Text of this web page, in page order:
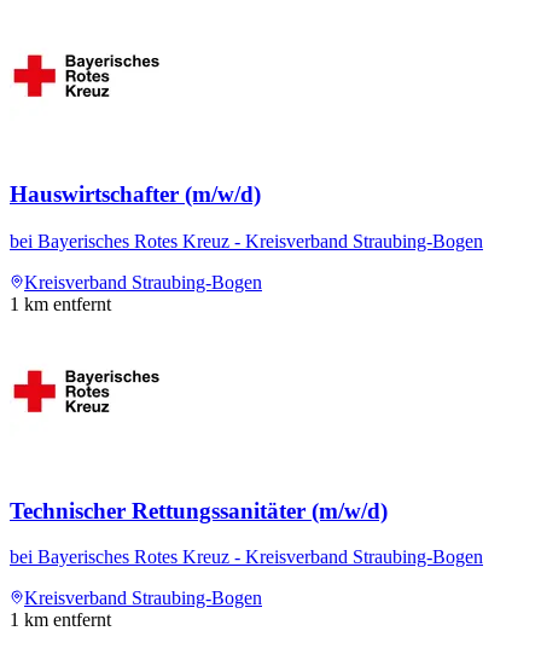
Hauswirtschafter (m/w/d)
bei Bayerisches Rotes Kreuz - Kreisverband Straubing-Bogen
Kreisverband Straubing-Bogen
1 km entfernt
Technischer Rettungssanitäter (m/w/d)
bei Bayerisches Rotes Kreuz - Kreisverband Straubing-Bogen
Kreisverband Straubing-Bogen
1 km entfernt